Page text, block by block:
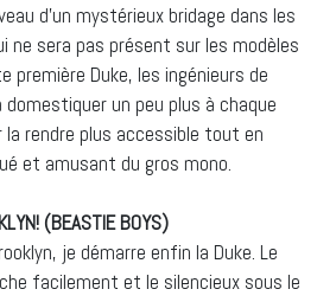
d’un mystérieux bridage dans les
ne sera pas présent sur les modèles
première Duke, les ingénieurs de
domestiquer un peu plus à chaque
la rendre plus accessible tout en
et amusant du gros mono.
(BEASTIE BOYS)
je démarre enfin la Duke. Le
facilement et le silencieux sous le